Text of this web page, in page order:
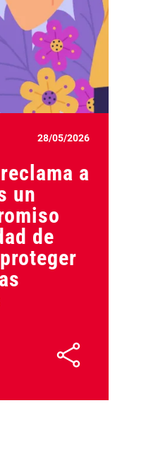
28/05/2026
a
un
de